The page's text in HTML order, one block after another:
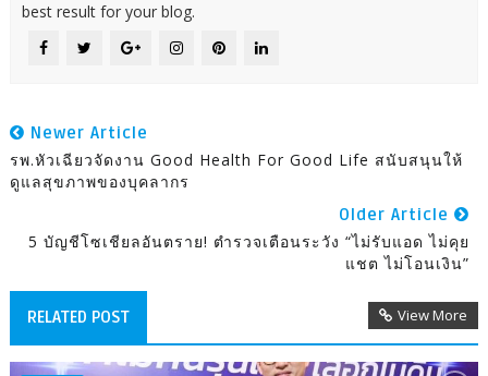
best result for your blog.
Newer Article
รพ.หัวเฉียวจัดงาน Good Health For Good Life สนับสนุนให้
ดูแลสุขภาพของบุคลากร
Older Article
5 บัญชีโซเชียลอันตราย! ตำรวจเตือนระวัง “ไม่รับแอด ไม่คุย
แชต ไม่โอนเงิน”
RELATED POST View More